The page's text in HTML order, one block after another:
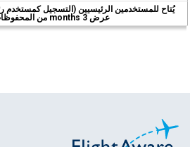
يُتاح للمستخدمين الرئيسيين (التسجيل
عرض 3 months من المحفوظات.